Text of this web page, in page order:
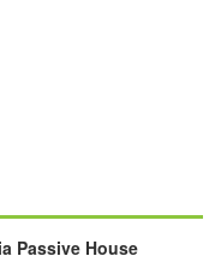
Passive House